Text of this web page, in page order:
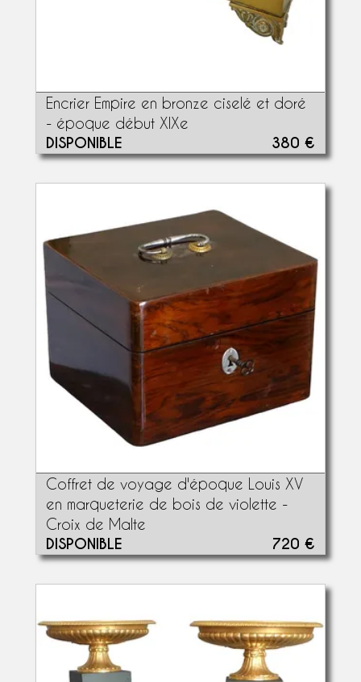
Encrier Empire en bronze ciselé et doré
- époque début XIXe
DISPONIBLE 380 €
Coffret de voyage d'époque Louis XV
en marqueterie de bois de violette -
Croix de Malte
DISPONIBLE 720 €